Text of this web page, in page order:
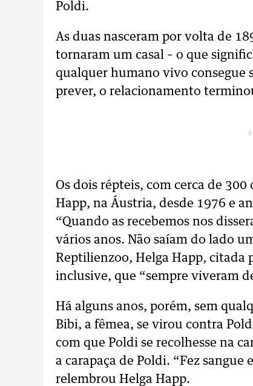
Poldi.
As duas nasceram por volta de
tornaram um casal – o que
qualquer humano vivo consegue
prever, o relacionamento
Os dois répteis, com cerca de
Happ, na Áustria, desde 1976 e
“Quando as recebemos nos
vários anos. Não saíam do lado
Reptilienzoo, Helga Happ, citada
inclusive, que “sempre viveram
Há alguns anos, porém, sem
Bibi, a fêmea, se virou contra
com que Poldi se recolhesse na
a carapaça de Poldi. “Fez
relembrou Helga Happ.